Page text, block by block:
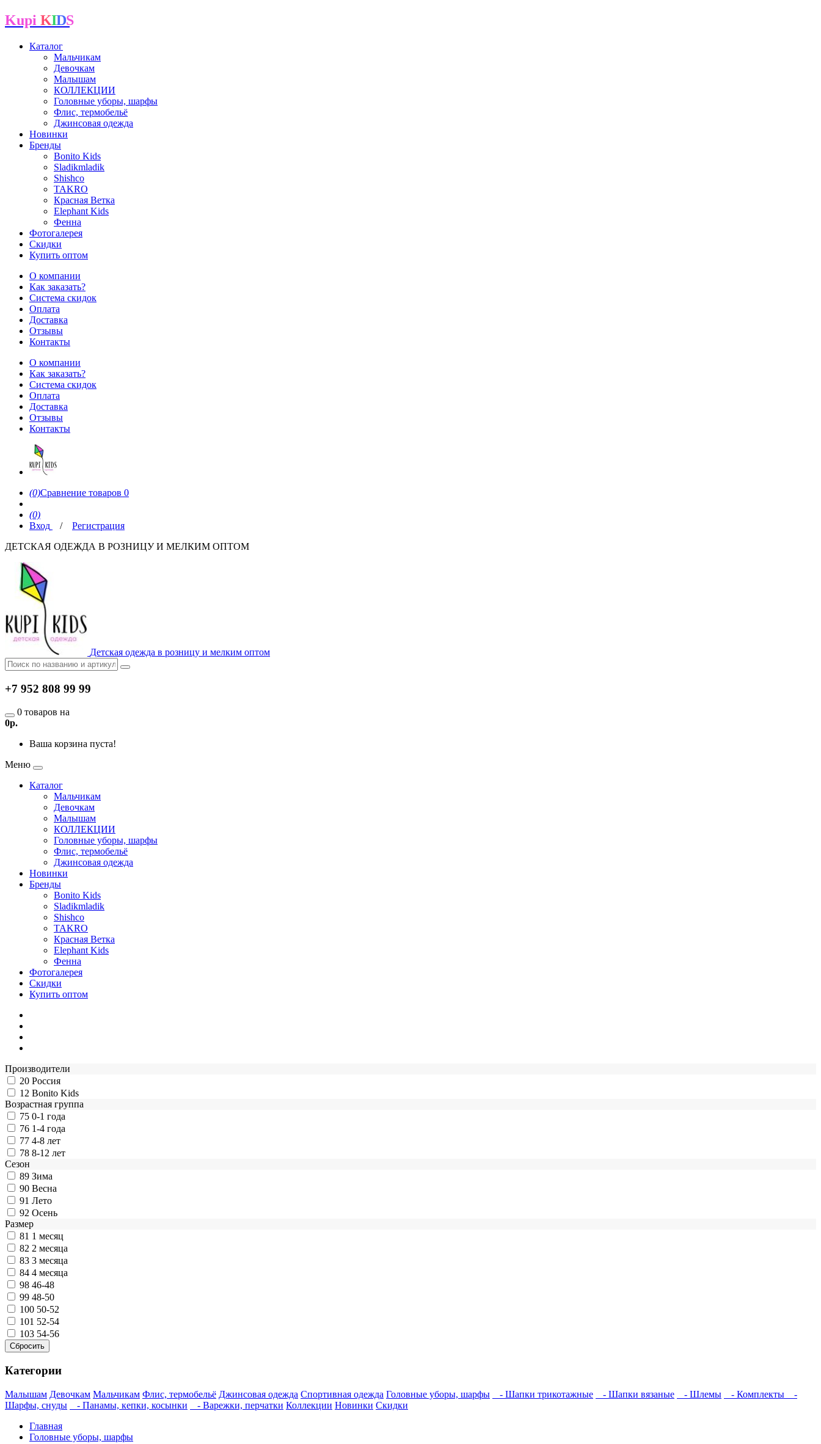
Kupi K I D S
Каталог
Мальчикам
Девочкам
Малышам
КОЛЛЕКЦИИ
Головные уборы, шарфы
Флис, термобельё
Джинсовая одежда
Новинки
Бренды
Bonito Kids
Sladikmladik
Shishco
TAKRO
Красная Ветка
Elephant Kids
Фенна
Фотогалерея
Скидки
Купить оптом
О компании
Как заказать?
Система скидок
Оплата
Доставка
Отзывы
Контакты
О компании
Как заказать?
Система скидок
Оплата
Доставка
Отзывы
Контакты
(0)Сравнение товаров 0
(0)
Вход
/
Регистрация
ДЕТСКАЯ ОДЕЖДА В РОЗНИЦУ И МЕЛКИМ ОПТОМ
Детская одежда в розницу и мелким оптом
+7 952 808 99 99
0 товаров на
0р.
Ваша корзина пуста!
Меню
Каталог
Мальчикам
Девочкам
Малышам
КОЛЛЕКЦИИ
Головные уборы, шарфы
Флис, термобельё
Джинсовая одежда
Новинки
Бренды
Bonito Kids
Sladikmladik
Shishco
TAKRO
Красная Ветка
Elephant Kids
Фенна
Фотогалерея
Скидки
Купить оптом
Производители
20 Россия
12 Bonito Kids
Возрастная группа
75 0-1 года
76 1-4 года
77 4-8 лет
78 8-12 лет
Сезон
89 Зима
90 Весна
91 Лето
92 Осень
Размер
81 1 месяц
82 2 месяца
83 3 месяца
84 4 месяца
98 46-48
99 48-50
100 50-52
101 52-54
103 54-56
Категории
Малышам Девочкам Мальчикам Флис, термобельё Джинсовая одежда Спортивная одежда Головные уборы, шарфы - Шапки трикотажные - Шапки вязаные - Шлемы - Комплекты
-
Шарфы, снуды
- Панамы, кепки, косынки - Варежки, перчатки Коллекции Новинки Скидки
Главная
Головные уборы, шарфы